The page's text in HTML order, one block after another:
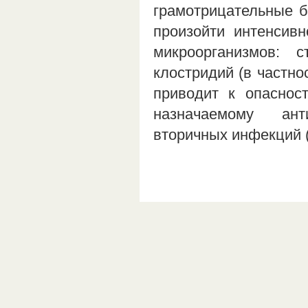
грамотрицательные
произойти
микроорганизмов:
клостридий (в
приводит к
назначаемому
вторичных инфекций